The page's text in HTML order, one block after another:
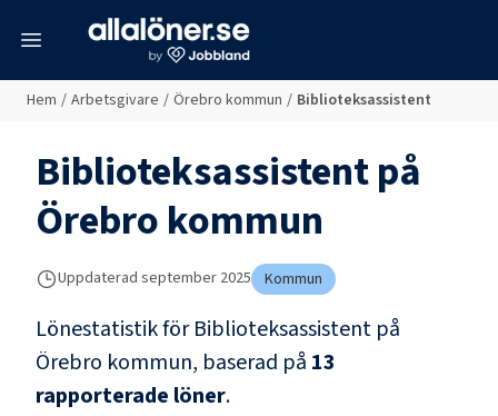
Hem / Arbetsgivare / Örebro kommun / Biblioteksassistent
Biblioteksassistentpå
Örebro kommun
Uppdaterad september 2025 Kommun
Lönestatistik förBiblioteksassistent på
Örebro kommun, baserad på 13
rapporterade löner.